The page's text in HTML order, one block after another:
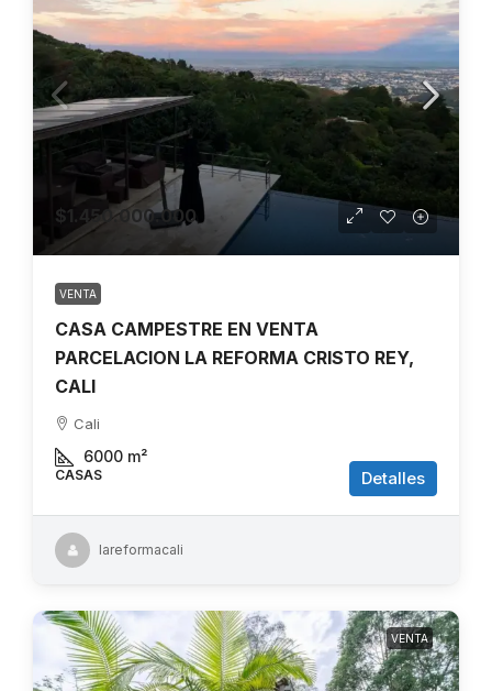
$1.450.000.000
VENTA
CASA CAMPESTRE EN VENTA
PARCELACION LA REFORMA CRISTO REY,
CALI
Cali
6000 m²
CASAS Detalles
lareformacali
VENTA